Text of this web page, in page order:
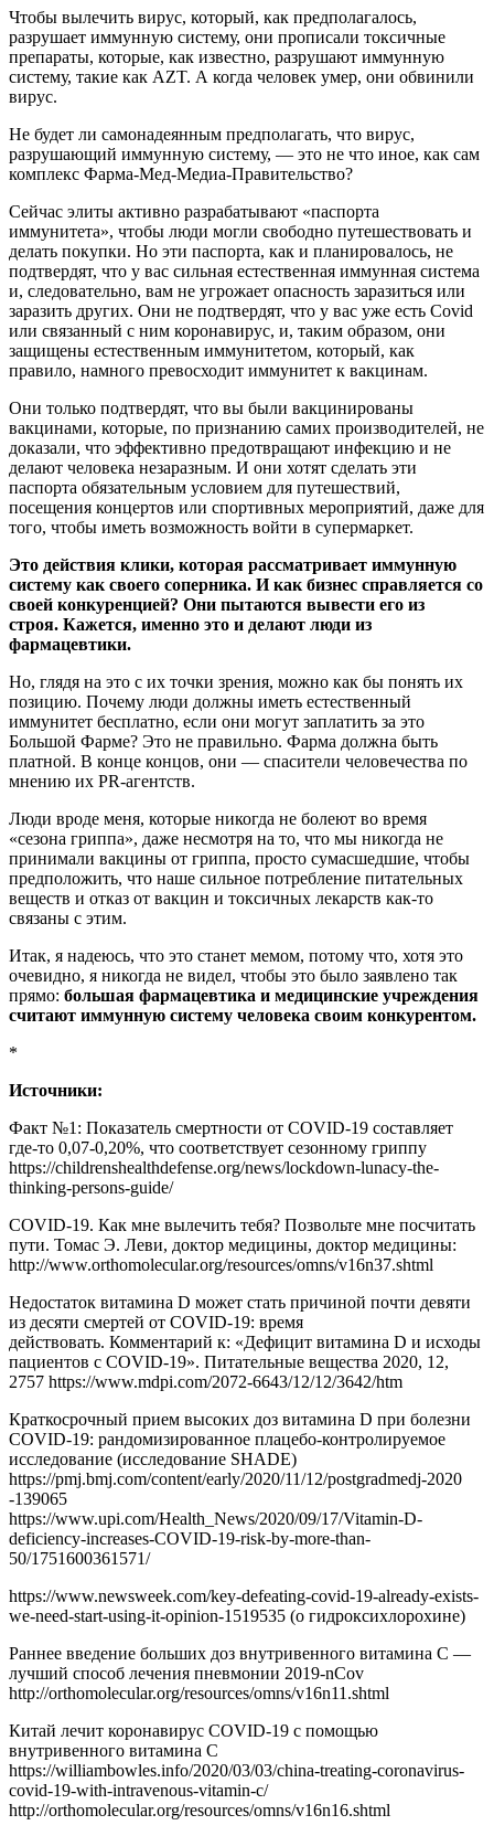
Чтобы вылечить вирус, который, как предполагалось,
разрушает иммунную систему, они прописали токсичные
препараты, которые, как известно, разрушают иммунную
систему, такие как AZT. А когда человек умер, они обвинили
вирус.
Не будет ли самонадеянным предполагать, что вирус,
разрушающий иммунную систему, — это не что иное, как сам
комплекс Фарма-Мед-Медиа-Правительство?
Сейчас элиты активно разрабатывают «паспорта
иммунитета», чтобы люди могли свободно путешествовать и
делать покупки. Но эти паспорта, как и планировалось, не
подтвердят, что у вас сильная естественная иммунная система
и, следовательно, вам не угрожает опасность заразиться или
заразить других. Они не подтвердят, что у вас уже есть Covid
или связанный с ним коронавирус, и, таким образом, они
защищены естественным иммунитетом, который, как
правило, намного превосходит иммунитет к вакцинам.
Они только подтвердят, что вы были вакцинированы
вакцинами, которые, по признанию самих производителей, не
доказали, что эффективно предотвращают инфекцию и не
делают человека незаразным. И они хотят сделать эти
паспорта обязательным условием для путешествий,
посещения концертов или спортивных мероприятий, даже для
того, чтобы иметь возможность войти в супермаркет.
Это действия клики, которая рассматривает иммунную
систему как своего соперника. И как бизнес справляется со
своей конкуренцией? Они пытаются вывести его из
строя. Кажется, именно это и делают люди из
фармацевтики.
Но, глядя на это с их точки зрения, можно как бы понять их
позицию. Почему люди должны иметь естественный
иммунитет бесплатно, если они могут заплатить за это
Большой Фарме? Это не правильно. Фарма должна быть
платной. В конце концов, они — спасители человечества по
мнению их PR-агентств.
Люди вроде меня, которые никогда не болеют во время
«сезона гриппа», даже несмотря на то, что мы никогда не
принимали вакцины от гриппа, просто сумасшедшие, чтобы
предположить, что наше сильное потребление питательных
веществ и отказ от вакцин и токсичных лекарств как-то
связаны с этим.
Итак, я надеюсь, что это станет мемом, потому что, хотя это
очевидно, я никогда не видел, чтобы это было заявлено так
прямо: большая фармацевтика и медицинские учреждения
считают иммунную систему человека своим конкурентом.
*
Источники:
Факт №1: Показатель смертности от COVID-19 составляет
где-то 0,07-0,20%, что соответствует сезонному гриппу
https://childrenshealthdefense.org/news/lockdown-lunacy-the-
thinking-persons-guide/
COVID-19. Как мне вылечить тебя? Позвольте мне посчитать
пути. Томас Э. Леви, доктор медицины, доктор медицины:
http://www.orthomolecular.org/resources/omns/v16n37.shtml
Недостаток витамина D может стать причиной почти девяти
из десяти смертей от COVID-19: время
действовать. Комментарий к: «Дефицит витамина D и исходы
пациентов с COVID-19». Питательные вещества 2020, 12,
2757 https://www.mdpi.com/2072-6643/12/12/3642/htm
Краткосрочный прием высоких доз витамина D при болезни
COVID-19: рандомизированное плацебо-контролируемое
исследование (исследование SHADE)
https://pmj.bmj.com/content/early/2020/11/12/postgradmedj-2020
-139065
https://www.upi.com/Health_News/2020/09/17/Vitamin-D-
deficiency-increases-COVID-19-risk-by-more-than-
50/1751600361571/
https://www.newsweek.com/key-defeating-covid-19-already-exists-
we-need-start-using-it-opinion-1519535 (о гидроксихлорохине)
Раннее введение больших доз внутривенного витамина С —
лучший способ лечения пневмонии 2019-nCov
http://orthomolecular.org/resources/omns/v16n11.shtml
Китай лечит коронавирус COVID-19 с помощью
внутривенного витамина С
https://williambowles.info/2020/03/03/china-treating-coronavirus-
covid-19-with-intravenous-vitamin-c/
http://orthomolecular.org/resources/omns/v16n16.shtml